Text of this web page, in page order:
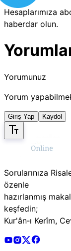
Hesaplarımıza
haberdar olun.
Yorumunuz
Yorum
Giriş Yap Kaydol
Sorularınıza
özenle
hazırlanmış
keşfedin;
Kur'ân‑ı Kerîm,
Risale Online
Risale Online
Risale